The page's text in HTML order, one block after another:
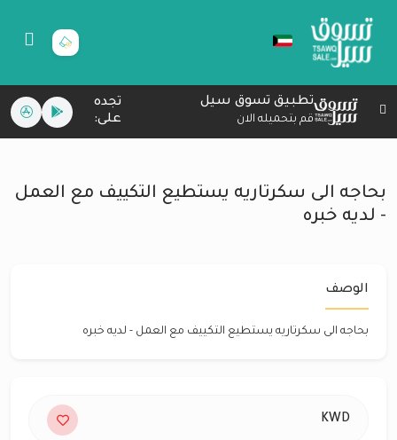
تطبيق تسوق سيل
قم بتحميله الان
تجده
على:
بحاجه الى سكرتاريه يستطيع التكييف مع العمل
- لديه خبره
الوصف
بحاجه الى سكرتاريه يستطيع التكييف مع العمل - لديه خبره
KWD